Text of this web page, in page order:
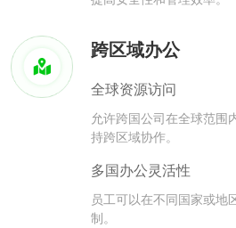
跨区域办公
全球资源访问
允许跨国公司在全球范围
持跨区域协作。
多国办公灵活性
员工可以在不同国家或地
制。